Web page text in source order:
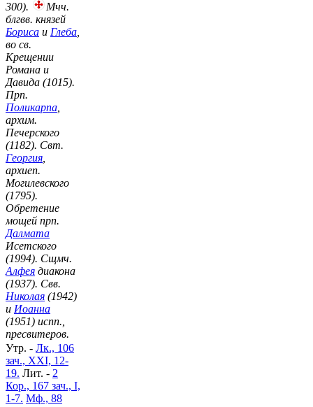
300).
Мчч.
блгвв. князей
Бориса и Глеба,
во св.
Крещении
Романа и
Давида (1015).
Прп.
Поликарпа,
архим.
Печерского
(1182). Свт.
Георгия,
архиеп.
Могилевского
(1795).
Обретение
мощей прп.
Далмата
Исетского
(1994). Сщмч.
Алфея диакона
(1937). Свв.
Николая (1942)
и Иоанна
(1951) испп.,
пресвитеров.
Утр. - Лк., 106
зач., XXI, 12-
19. Лит. - 2
Кор., 167 зач., I,
1-7. Мф., 88